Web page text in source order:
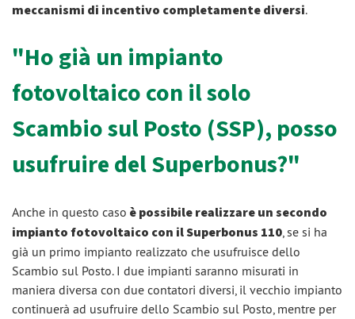
meccanismi di incentivo completamente diversi.
"Ho già un impianto
fotovoltaico con il solo
Scambio sul Posto (SSP), posso
usufruire del Superbonus?"
Anche in questo caso è possibile realizzare un secondo
impianto fotovoltaico con il Superbonus 110, se si ha
già un primo impianto realizzato che usufruisce dello
Scambio sul Posto. I due impianti saranno misurati in
maniera diversa con due contatori diversi, il vecchio impianto
continuerà ad usufruire dello Scambio sul Posto, mentre per